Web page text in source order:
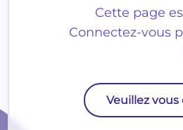
Cette page
Connectez-vous
Veuillez